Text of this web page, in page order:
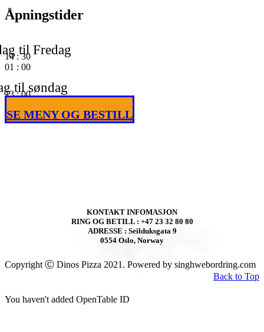
Åpningstider
til Fredag
14 : 30
01 : 00
til søndag
13: 00
SE MENY OG BESTILL
KONTAKT INFOMASJON
RING OG BETILL : +47 23 32 80 80
ADRESSE : Seilduksgata 9
0554 Oslo, Norway
Copyright Ⓒ Dinos Pizza 2021. Powered by singhwebordring.com
Back to Top
You haven't added OpenTable ID